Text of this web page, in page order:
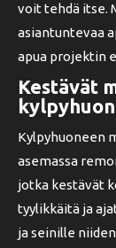
voit tehdä itse.
asiantuntevaa
apua projektin
Kestävät
Kylpyhuoneen
asemassa
jotka kestävät
tyylikkäitä ja
ja seinille